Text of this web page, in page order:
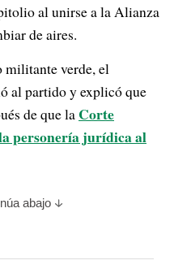
al unirse a la Alianza
de aires.
militante verde, el
al partido y explicó que
de que la Corte
personería jurídica al
abajo